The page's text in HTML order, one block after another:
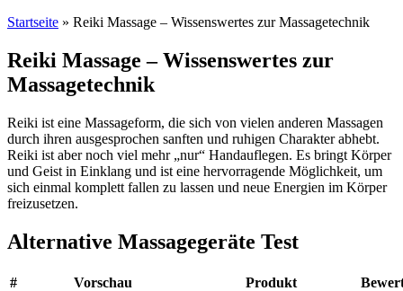
Startseite » Reiki Massage – Wissenswertes zur Massagetechnik
Reiki Massage – Wissenswertes zur
Massagetechnik
Reiki ist eine Massageform, die sich von vielen anderen Massagen
durch ihren ausgesprochen sanften und ruhigen Charakter abhebt.
Reiki ist aber noch viel mehr „nur“ Handauflegen. Es bringt Körper
und Geist in Einklang und ist eine hervorragende Möglichkeit, um
sich einmal komplett fallen zu lassen und neue Energien im Körper
freizusetzen.
Alternative Massagegeräte Test
# Vorschau Produkt